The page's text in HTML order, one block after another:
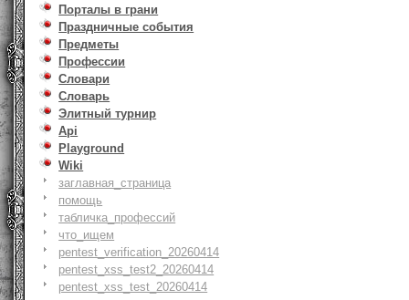
Порталы в грани
Праздничные события
Предметы
Профессии
Словари
Словарь
Элитный турнир
Api
Playground
Wiki
заглавная_страница
помощь
табличка_профессий
что_ищем
pentest_verification_20260414
pentest_xss_test2_20260414
pentest_xss_test_20260414